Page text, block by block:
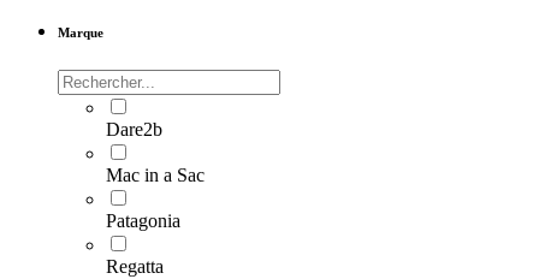
Marque
Dare2b
Mac in a Sac
Patagonia
Regatta